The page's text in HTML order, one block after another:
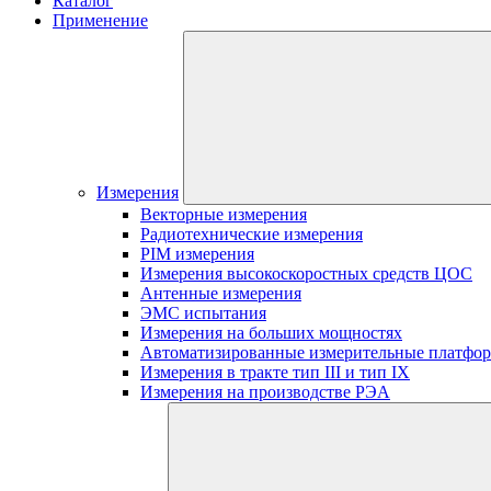
Применение
Измерения
Векторные измерения
Радиотехнические измерения
PIM измерения
Измерения высокоскоростных средств ЦОС
Антенные измерения
ЭМС испытания
Измерения на больших мощностях
Автоматизированные измерительные
Измерения в тракте тип III и тип IX
Измерения на производстве РЭА